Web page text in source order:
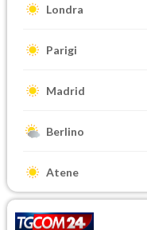
Londra
Parigi
Madrid
Berlino
Atene